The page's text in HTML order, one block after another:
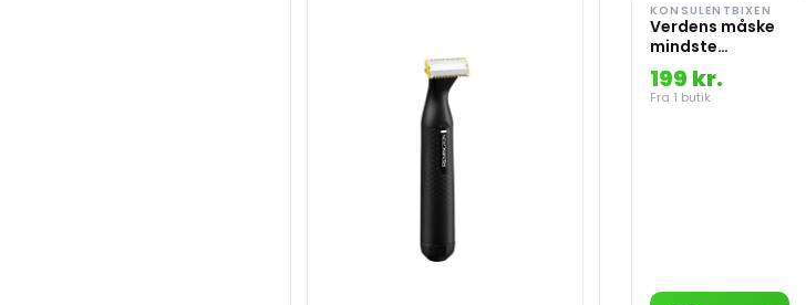
KONSULENTBIXEN
Verdens måske
mindste
bluetooth
højttaler i sort
aluminium
199 kr.
Fra 1 butik